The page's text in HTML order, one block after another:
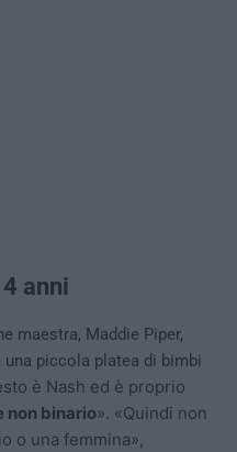
anni
maestra, Maddie Piper,
piccola platea di bimbi
è Nash ed è proprio
non binario». «Quindi non
o una femmina»,